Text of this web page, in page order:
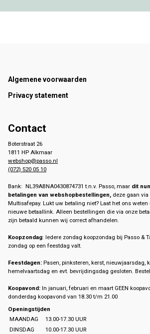
Footer
Algemene voorwaarden
Privacy statement
Contact
Boterstraat 26
1811 HP Alkmaar
webshop@passo.nl
(072) 520 05 10
Bank: NL39ABNA0430874731 t.n.v. Passo, maar dit
betalingen van webshopbestellingen, deze gaan
Multisafepay. Lukt uw betaling niet? Laat het ons
nieuwe betaallink. Alleen bestellingen die via onze
zijn betaald kunnen wij correct afhandelen.
Koopzondag: Iedere zondag koopzondag bij Passo &
zondag op een feestdag valt.
Feestdagen: Pasen, pinksteren, kerst, nieuwjaarsdag,
hemelvaartsdag en evt. bevrijdingsdag gesloten.
Koopavond: In januari, februari en maart GEEN
donderdag koopavond van 18.30 t/m 21.00
Openingstijden
MAANDAG
13.00-17.30 UUR
DINSDAG
10.00-17.30 UUR